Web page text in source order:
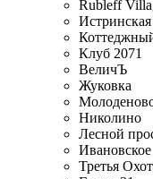
Rubleff
Клуб 2071
ВеличЪ
Жуковка
Николино
Лесной
Ивановское
Третья